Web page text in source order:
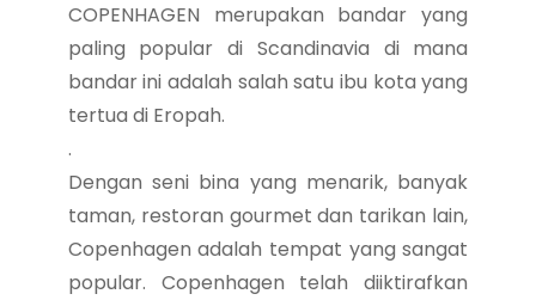
COPENHAGEN merupakan bandar yang
paling popular di Scandinavia di mana
bandar ini adalah salah satu ibu kota yang
tertua di Eropah.
.
Dengan seni bina yang menarik, banyak
taman, restoran gourmet dan tarikan lain,
Copenhagen adalah tempat yang sangat
popular. Copenhagen telah diiktirafkan